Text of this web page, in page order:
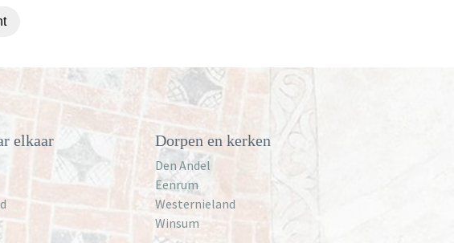
elkaar Dorpen en kerken
Den Andel
Eenrum
Westernieland
Winsum